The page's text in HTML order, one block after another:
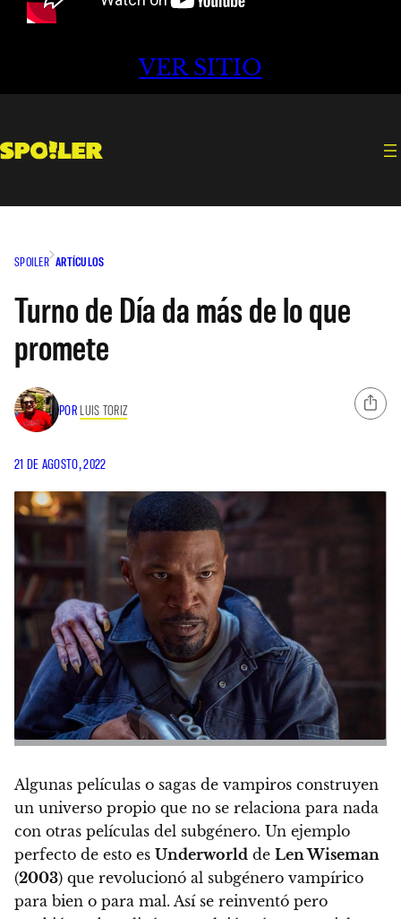
VER SITIO
SPOILER ARTÍCULOS
Turno de Día da más de lo que
promete
POR LUIS TORIZ
21 DE AGOSTO, 2022
Algunas películas o sagas de vampiros construyen
un universo propio que no se relaciona para nada
con otras películas del subgénero. Un ejemplo
perfecto de esto es Underworld de Len Wiseman
(2003) que revolucionó al subgénero vampírico
para bien o para mal. Así se reinventó pero